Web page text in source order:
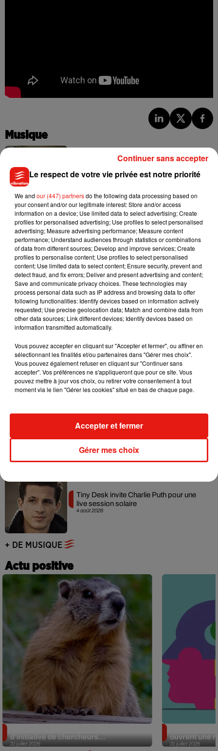
Musique
Julien Lieb s’essaye à la vie de chatelain
dans son nouveau clip
7 août 2026
Madonna sort enfin le remix de « Love
Sensation » avec Kylie Minogue
7 août 2026
Tayc et Didi B dévoilent le single le plus
dansant de l’année
7 août 2026
Angèle et Amélie Lens dévoilent leur
collaboration tant attendue
5 août 2026
Benny Blanco invite Selena Gomez et
Becky G sur son nouveau single
4 août 2026
Tiny Desk invite Charlie Puth pour une
live session solaire
+ DE MUSIQUE
Actu positive
31 juillet 2026
d’initiative de chercheurs...
31 juillet 2026
ouvrent une
Le respect de votre vie privée est notre priorité
We and our (447) partnersdo the following data processing based on
your consent and/or our legitimate interest: Store and/or access
information on a device; Use limited data to select advertising; Create
profiles for personalised advertising; Use profiles to select personalised
advertising; Measure advertising performance; Measure content
performance; Understand audiences through statistics or combinations
of data from different sources; Develop and improve services; Create
profiles to personalise content; Use profiles to select personalised
content; Use limited data to select content; Ensure security, prevent and
detect fraud, and fix errors; Deliver and present advertising and content;
Save and communicate privacy choices. These technologies may
process personal data such as IP address and browsing data to offer
following functionalities: Identify devices based on information actively
requested; Use precise geolocation data; Match and combine data from
other data sources; Link different devices; Identify devices based on
information transmitted automatically.
Vous pouvez accepter en cliquant sur "Accepter et fermer", ou affiner en
sélectionnant les finalités et/ou partenaires dans "Gérer mes choix".
Vous pouvez également refuser en cliquant sur "Continuer sans
accepter". Vos préférences ne s'appliqueront que pour ce site. Vous
pouvez mettre à jour vos choix, ou retirer votre consentement à tout
moment via le lien "Gérer les cookies" situé en bas de chaque page.
Gérer mes choix
Accepter et fermer
Continuer sans accepter